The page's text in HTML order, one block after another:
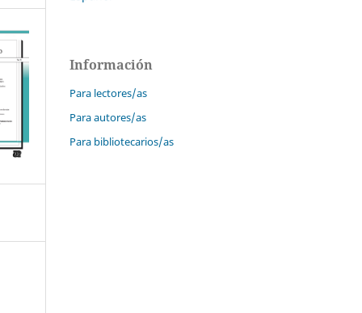
Información
Para lectores/as
Para autores/as
Para bibliotecarios/as